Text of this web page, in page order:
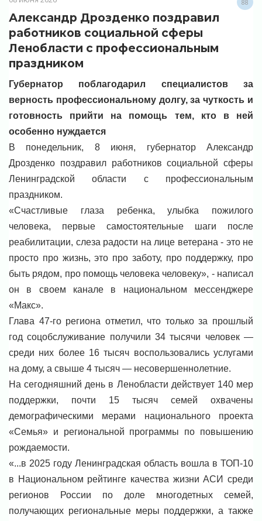
88
Александр Дрозденко поздравил
работников социальной сферы
Ленобласти с профессиональным
праздником
Губернатор поблагодарил специалистов за
верность профессиональному долгу, за чуткость и
готовность прийти на помощь тем, кто в ней
особенно нуждается
В понедельник, 8 июня, губернатор Александр
Дрозденко поздравил работников социальной сферы
Ленинградской области с профессиональным
праздником.
«Счастливые глаза ребенка, улыбка пожилого
человека, первые самостоятельные шаги после
реабилитации, слеза радости на лице ветерана - это не
просто про жизнь, это про заботу, про поддержку, про
быть рядом, про помощь человека человеку», - написал
он в своем канале в национальном мессенджере
«Макс».
Глава 47-го региона отметил, что только за прошлый
год соцобслуживание получили 34 тысячи человек —
среди них более 16 тысяч воспользовались услугами
на дому, а свыше 4 тысяч — несовершеннолетние.
На сегодняшний день в Ленобласти действует 140 мер
поддержки, почти 15 тысяч семей охвачены
демографическими мерами национального проекта
«Семья» и региональной программы по повышению
рождаемости.
«...в 2025 году Ленинградская область вошла в ТОП-10
в Национальном рейтинге качества жизни АСИ среди
регионов России по доле многодетных семей,
получающих региональные меры поддержки, а также